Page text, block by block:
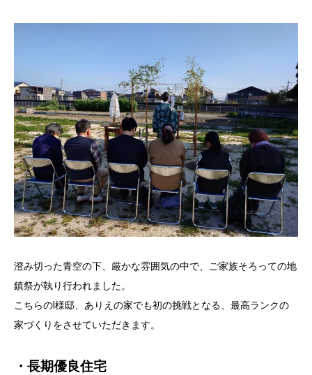
澄み切った青空の下、厳かな雰囲気の中で、ご家族そろっての地
鎮祭が執り行われました。
こちらのI様邸、ありえの家でも初の挑戦となる、最高ランクの
家づくりをさせていただきます。
・長期優良住宅